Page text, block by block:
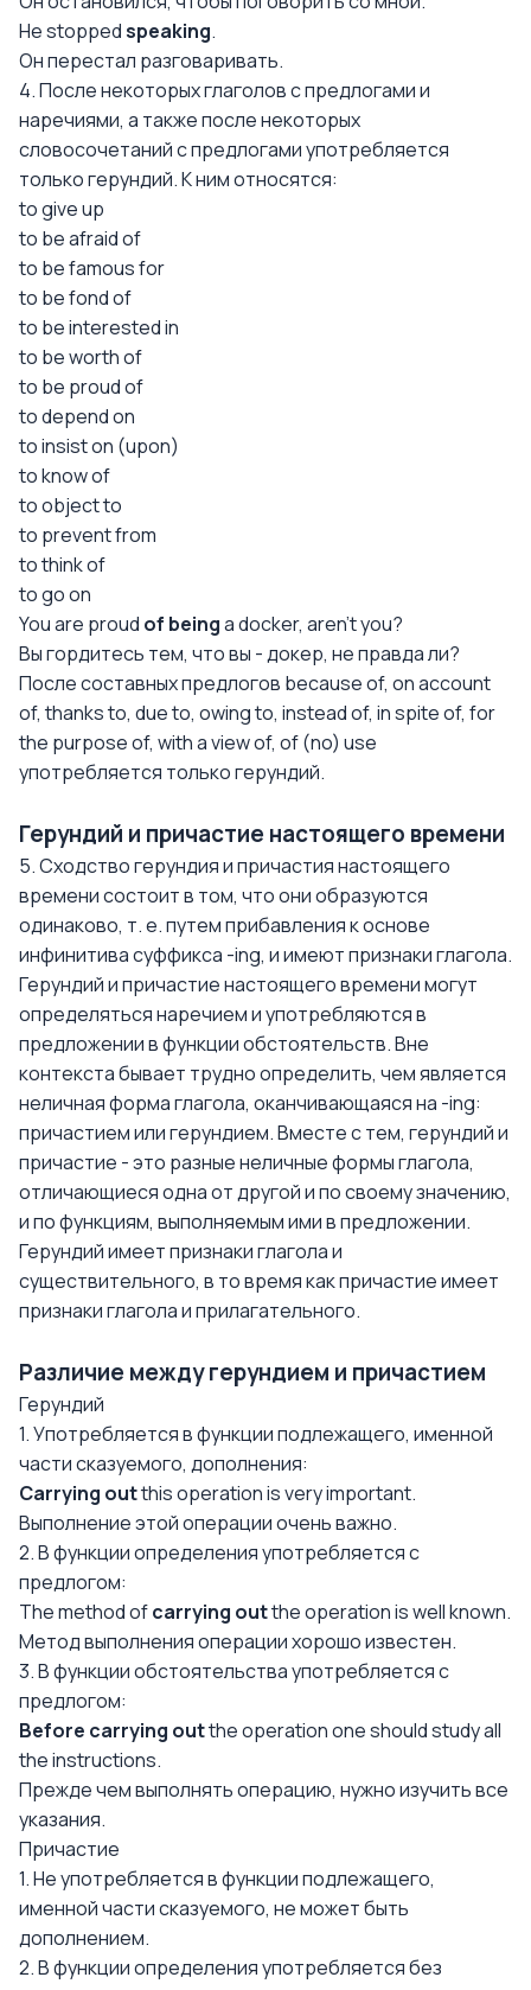
Не stoppedspeaking.
Он перестал разговаривать.
4. После некоторых глаголов с предлогами и
наречиями, а также после некоторых
словосочетаний с предлогами употребляется
только герундий. К ним относятся:
to give up
to be afraid of
to be famous for
to be fond of
to be interested in
to be worth of
to be proud of
to depend on
to insist on (upon)
to know of
to object to
to prevent from
to think of
to go on
You are proud of beinga docker, aren't you?
Вы гордитесь тем, что вы - докер, не правда ли?
После составных предлогов because of, on account
of, thanks to, due to, owing to, instead of, in spite of, for
the purpose of, with a view of, of (no) use
употребляется только герундий.
Герундий и причастие настоящего времени
5. Сходство герундия и причастия настоящего
времени состоит в том, что они образуются
одинаково, т. е. путем прибавления к основе
инфинитива суффикса -ing, и имеют признаки глагола.
Герундий и причастие настоящего времени могут
определяться наречием и употребляются в
предложении в функции обстоятельств. Вне
контекста бывает трудно определить, чем является
неличная форма глагола, оканчивающаяся на -ing:
причастием или герундием. Вместе с тем, герундий и
причастие - это разные неличные формы глагола,
отличающиеся одна от другой и по своему значению,
и по функциям, выполняемым ими в предложении.
Герундий имеет признаки глагола и
существительного, в то время как причастие имеет
признаки глагола и прилагательного.
Различие между герундием и причастием
Герундий
1. Употребляется в функции подлежащего, именной
части сказуемого, дополнения:
Carrying outthis operation is very important.
Выполнение этой операции очень важно.
2. В функции определения употребляется с
предлогом:
The method ofcarrying outthe operation is well known.
Метод выполнения операции хорошо известен.
3. В функции обстоятельства употребляется с
предлогом:
Before carrying outthe operation one should study all
the instructions.
Прежде чем выполнять операцию, нужно изучить все
указания.
Причастие
1. Не употребляется в функции подлежащего,
именной части сказуемого, не может быть
дополнением.
2. В функции определения употребляется без